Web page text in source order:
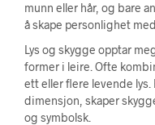
munn eller hår, og bare
å skape personlighet
Lys og skygge opptar
former i leire. Ofte
ett eller flere levende
dimensjon, skaper
og symbolsk.